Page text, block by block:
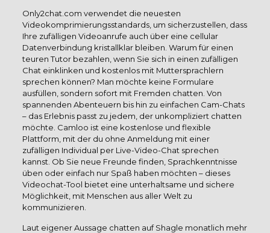
Only2chat.com verwendet die neuesten
Videokomprimierungsstandards, um sicherzustellen, dass
Ihre zufälligen Videoanrufe auch über eine cellular
Datenverbindung kristallklar bleiben. Warum für einen
teuren Tutor bezahlen, wenn Sie sich in einen zufälligen
Chat einklinken und kostenlos mit Muttersprachlern
sprechen können? Man möchte keine Formulare
ausfüllen, sondern sofort mit Fremden chatten. Von
spannenden Abenteuern bis hin zu einfachen Cam-Chats
– das Erlebnis passt zu jedem, der unkompliziert chatten
möchte. Camloo ist eine kostenlose und flexible
Plattform, mit der du ohne Anmeldung mit einer
zufälligen Individual per Live-Video-Chat sprechen
kannst. Ob Sie neue Freunde finden, Sprachkenntnisse
üben oder einfach nur Spaß haben möchten – dieses
Videochat-Tool bietet eine unterhaltsame und sichere
Möglichkeit, mit Menschen aus aller Welt zu
kommunizieren.
Laut eigener Aussage chatten auf Shagle monatlich mehr